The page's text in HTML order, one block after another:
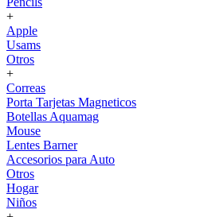
+
Apple
Usams
Otros
+
Correas
Porta Tarjetas Magneticos
Botellas Aquamag
Mouse
Lentes Barner
Accesorios para Auto
Otros
Hogar
Niños